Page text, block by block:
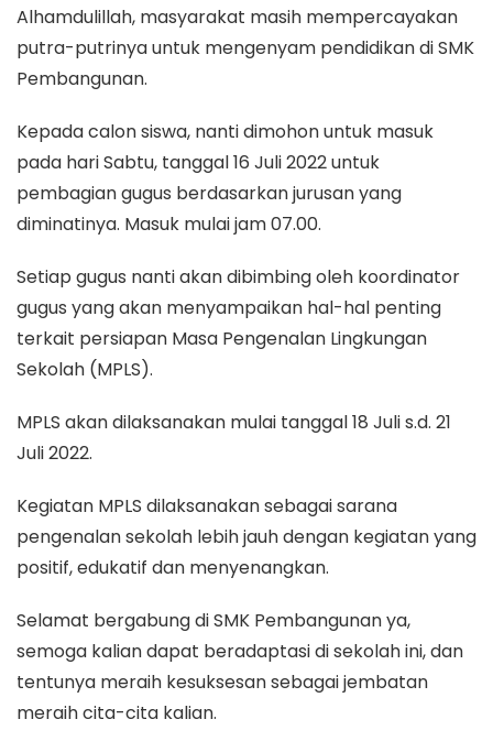
Alhamdulillah, masyarakat masih mempercayakan
putra-putrinya untuk mengenyam pendidikan di SMK
Pembangunan.
Kepada calon siswa, nanti dimohon untuk masuk
pada hari Sabtu, tanggal 16 Juli 2022 untuk
pembagian gugus berdasarkan jurusan yang
diminatinya. Masuk mulai jam 07.00.
Setiap gugus nanti akan dibimbing oleh koordinator
gugus yang akan menyampaikan hal-hal penting
terkait persiapan Masa Pengenalan Lingkungan
Sekolah (MPLS).
MPLS akan dilaksanakan mulai tanggal 18 Juli s.d. 21
Juli 2022.
Kegiatan MPLS dilaksanakan sebagai sarana
pengenalan sekolah lebih jauh dengan kegiatan yang
positif, edukatif dan menyenangkan.
Selamat bergabung di SMK Pembangunan ya,
semoga kalian dapat beradaptasi di sekolah ini, dan
tentunya meraih kesuksesan sebagai jembatan
meraih cita-cita kalian.